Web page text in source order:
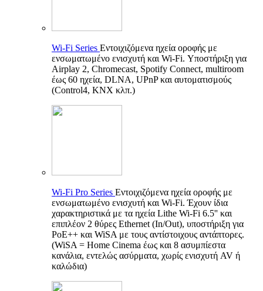
Wi-Fi Series Εντοιχιζόμενα ηχεία οροφής με
ενσωματωμένο ενισχυτή και Wi-Fi. Υποστήριξη για
Airplay 2, Chromecast, Spotify Connect, multiroom
έως 60 ηχεία, DLNA, UPnP και αυτοματισμούς
(Control4, KNX κλπ.)
Wi-Fi Pro Series Εντοιχιζόμενα ηχεία οροφής με
ενσωματωμένο ενισχυτή και Wi-Fi. Έχουν ίδια
χαρακτηριστικά με τα ηχεία Lithe Wi-Fi 6.5'' και
επιπλέον 2 θύρες Ethernet (In/Out), υποστήριξη για
PoE++ και WiSA με τους αντίστοιχους αντάπτορες.
(WiSA = Home Cinema έως και 8 ασυμπίεστα
κανάλια, εντελώς ασύρματα, χωρίς ενισχυτή AV ή
καλώδια)